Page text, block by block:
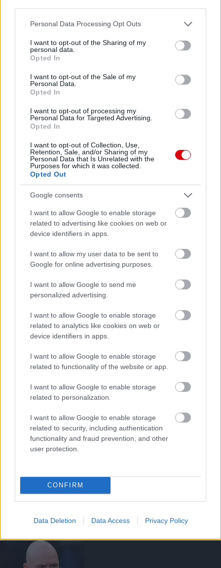
Please note that this website/app uses one or more Google
not limited to your visit or usage behaviour. You may click to
grant or deny consent to Google and its third-party tags to
use your data for below specified purposes in below Google
consent section.
Personal Data Processing Opt Outs
I want to opt-out of the Sharing of my
personal data.
Opted In
I want to opt-out of the Sale of my
Personal Data.
Opted In
I want to opt-out of processing my
Personal Data for Targeted Advertising.
Opted In
I want to opt-out of Collection, Use,
Retention, Sale, and/or Sharing of my
Personal Data that Is Unrelated with the
Purposes for which it was collected.
Opted Out
Google consents
I want to allow Google to enable storage
related to advertising like cookies on web or
device identifiers in apps.
I want to allow my user data to be sent to
Google for online advertising purposes.
I want to allow Google to send me
personalized advertising.
I want to allow Google to enable storage
related to analytics like cookies on web or
device identifiers in apps.
I want to allow Google to enable storage
related to functionality of the website or app.
I want to allow Google to enable storage
related to personalization.
I want to allow Google to enable storage
related to security, including authentication
functionality and fraud prevention, and other
user protection.
CONFIRM
Data Deletion Data Access Privacy Policy
Manchester United 2026-08-12 20:30
AC MilanvsManchester United 2026-08-15 18:00
ELŐZŐ MÉRKŐZÉSEK
Támogatás
Támogasd adományoddal
a ManUtdFanatics.hu működését!
Kapcsolódó hírek
ERIK TEN HAG
NYÁRON KITARTANI TEN
HAG MELLETT
VARANE: MEGLEPETT TEN
HAG
ONANA: A UNITED
ALKALMAZKODNI FOGNAK